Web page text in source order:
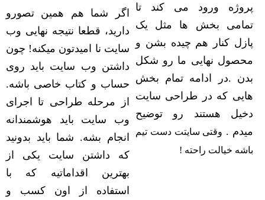
پروژه ورود می کند تا
تمامی بخش ها مثل یک
پازل کنار هم چیده بشن و
محصول نهایی ما رو شکل
بدن .در ادامه تمام بخش
هایی که در طراحی سایت
دخیل هستند رو توضیح
میدم . وقتی سایتت دست تیم
باشه خیالت راحته !
اگر شما هم همین تصورو
دارید، قطعا نتیجه نهایی وب
سایت نا امیدتون میکنه! چون
داشتن وب سایت باید روی
حساب و کتاب خاصی باشه.
از مرحله طراحی تا اجرای
وب سایت باید هوشمندانه
انجام بشه. شما باید بدونید
که داشتن سایت یکی از
بهترین اقداماتیه که با
استفاده از اون کسب و